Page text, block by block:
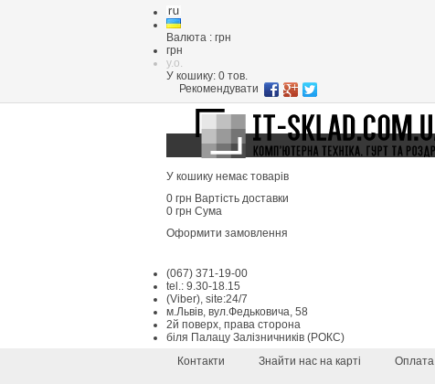
Валюта : грн
грн
y.o.
У кошику: 0 тов.
Рекомендувати
У кошику немає товарів
0 грн Вартість доставки
0 грн Сума
Оформити замовлення
(067) 371-19-00
tel.: 9.30-18.15
(Viber), site:24/7
м.Львів, вул.Федьковича, 58
2й поверх, права сторона
біля Палацу Залізничників (РОКС)
Контакти
Знайти нас на карті Оплата